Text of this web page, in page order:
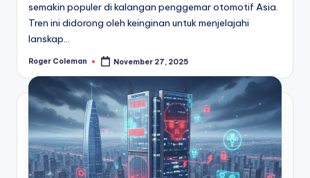
semakin populer di kalangan penggemar otomotif Asia.
Tren ini didorong oleh keinginan untuk menjelajahi
lanskap…
Posted
Roger Coleman November 27, 2025